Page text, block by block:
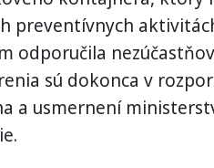
preventívnych
odporučila
sú dokonca v
a usmernení